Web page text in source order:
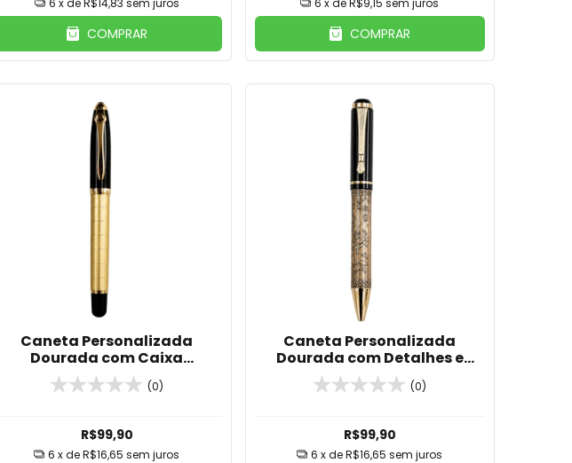
6 x deR$14,83 sem juros
COMPRAR
6 x deR$9,15 sem juros
COMPRAR
Caneta Personalizada
Dourada com Caixa
Aveludada em MDF
(0)
R$99,90
6 x deR$16,65 sem juros
Caneta Personalizada
Dourada com Detalhes e
Caixa Aveludada em MDF
(0)
R$99,90
6 x deR$16,65 sem juros